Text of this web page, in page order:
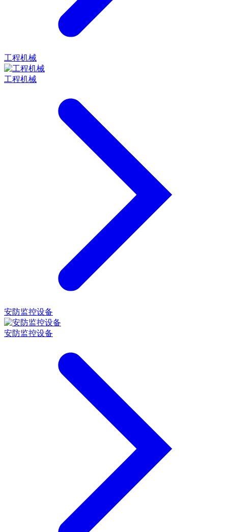
工程机械
工程机械
安防监控设备
安防监控设备